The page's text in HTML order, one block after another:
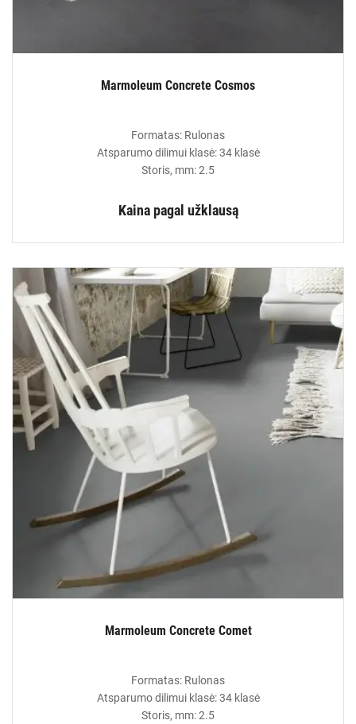
Marmoleum Concrete Cosmos
Formatas: Rulonas
Atsparumo dilimui klasė: 34 klasė
Storis, mm: 2.5
Kaina pagal užklausą
Marmoleum Concrete Comet
Formatas: Rulonas
Atsparumo dilimui klasė: 34 klasė
Storis, mm: 2.5